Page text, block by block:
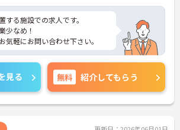
する施設での求人です。
少なめ！
気軽にお問い合わせ下さい。
見る 無料 紹介してもらう